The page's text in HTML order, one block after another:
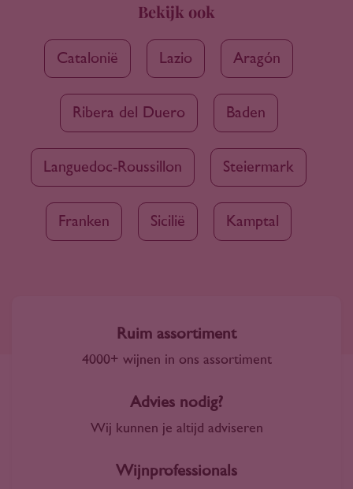
Bekijk ook
Catalonië Lazio Aragón
Ribera del Duero Baden
Languedoc-Roussillon Steiermark
Franken Sicilië Kamptal
Ruim assortiment
4000+ wijnen in ons assortiment
Advies nodig?
Wij kunnen je altijd adviseren
Wijnprofessionals